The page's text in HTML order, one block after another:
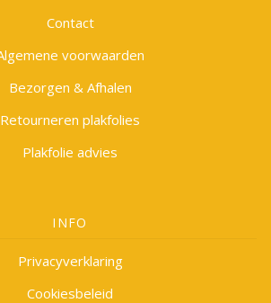
Contact
voorwaarden
Bezorgen & Afhalen
Retourneren plakfolies
Plakfolie advies
INFO
Privacyverklaring
Cookiesbeleid